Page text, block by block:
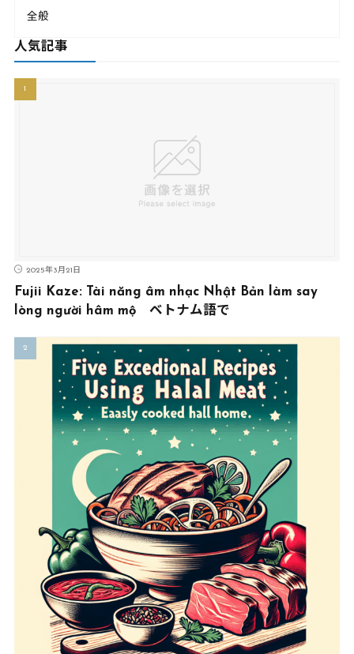
全般
人気記事
2025年3月21日
Fujii Kaze: Tài năng âm nhạc Nhật Bản làm say
lòng người hâm mộ ベトナム語で